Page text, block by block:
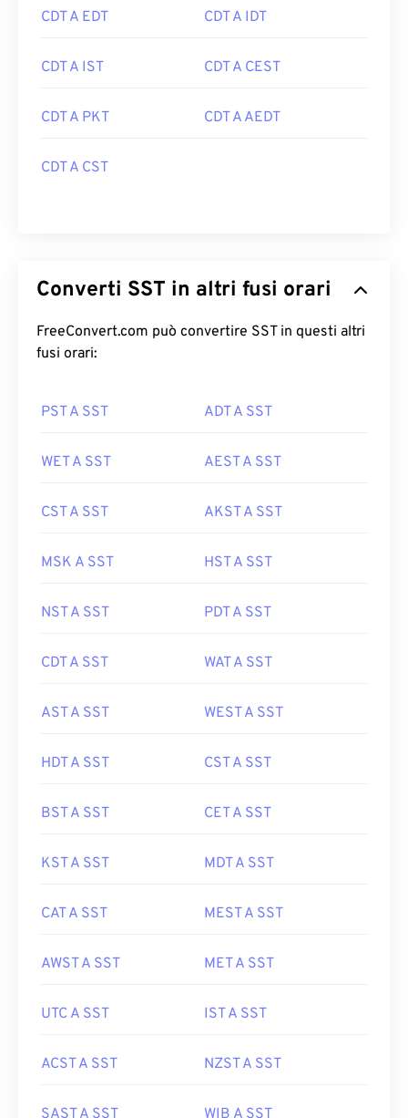
CDT A EDT CDT A IDT
CDT A IST CDT A CEST
CDT A PKT CDT A AEDT
CDT A CST
Converti SST in altri fusi orari
FreeConvert.com può convertire SST in questi altri
fusi orari:
PST A SST ADT A SST
WET A SST AEST A SST
CST A SST AKST A SST
MSK A SST HST A SST
NST A SST PDT A SST
CDT A SST WAT A SST
AST A SST WEST A SST
HDT A SST CST A SST
BST A SST CET A SST
KST A SST MDT A SST
CAT A SST MEST A SST
AWST A SST MET A SST
UTC A SST IST A SST
ACST A SST NZST A SST
SAST A SST WIB A SST